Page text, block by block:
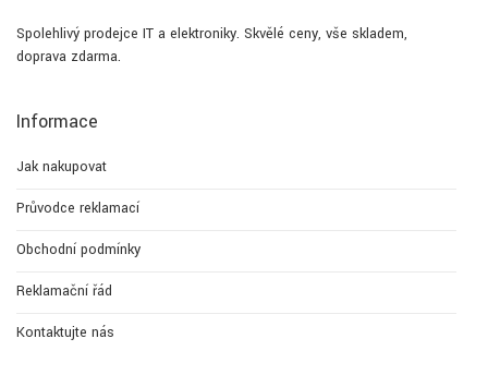
Spolehlivý prodejce IT a elektroniky. Skvělé ceny, vše skladem,
doprava zdarma.
Informace
Jak nakupovat
Průvodce reklamací
Obchodní podmínky
Reklamační řád
Kontaktujte nás